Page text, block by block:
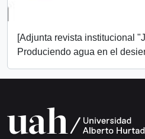
[Adjunta revista institucional
Produciendo agua en el